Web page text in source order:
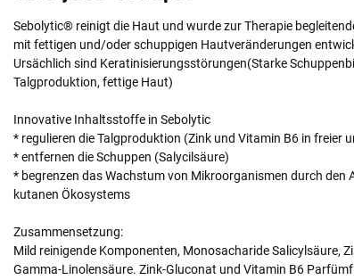
Sebolytic® reinigt die Haut und wurde zur Therapie
mit fettigen und/oder schuppigen Hautveränderungen
Ursächlich sind Keratinisierungsstörungen(Starke
Talgproduktion, fettige Haut)
Innovative Inhaltsstoffe in Sebolytic
* regulieren die Talgproduktion (Zink und Vitamin B6 in freier
* entfernen die Schuppen (Salycilsäure)
* begrenzen das Wachstum von Mikroorganismen durch
kutanen Ökosystems
Zusammensetzung:
Mild reinigende Komponenten, Monosacharide Salicylsäure,
Gamma-Linolensäure. Zink-Gluconat und Vitamin B6